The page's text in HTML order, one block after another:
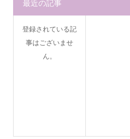
最近の記事
登録されている記
事はございませ
ん。